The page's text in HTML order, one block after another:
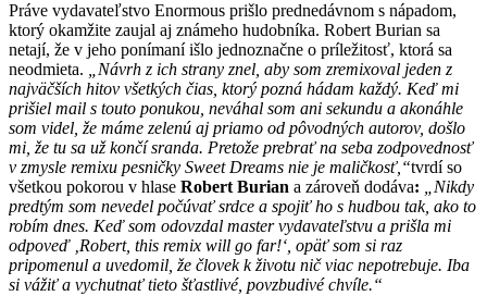
Práve vydavateľstvo Enormous prišlo prednedávnom s nápadom,
ktorý okamžite zaujal aj známeho hudobníka. Robert Burian sa
netají, že v jeho ponímaní išlo jednoznačne o príležitosť, ktorá sa
neodmieta.
„Návrh z ich strany znel, aby som zremixoval jeden z
najväčších hitov všetkých čias, ktorý pozná hádam každý. Keď mi
prišiel mail s touto ponukou, neváhal som ani sekundu a akonáhle
som videl, že máme zelenú aj priamo od pôvodných autorov, došlo
mi, že tu sa už končí sranda. Pretože prebrať na seba zodpovednosť
v zmysle remixu pesničky Sweet Dreams nie je maličkosť,“tvrdí so
všetkou pokorou v hlase Robert Burian a zároveň dodáva:
„Nikdy
predtým som nevedel počúvať srdce a spojiť ho s hudbou tak, ako to
robím dnes. Keď som odovzdal master vydavateľstvu a prišla mi
odpoveď ‚Robert, this remix will go far!‘, opäť som si raz
pripomenul a uvedomil, že človek k životu nič viac nepotrebuje. Iba
si vážiť a vychutnať tieto šťastlivé, povzbudivé chvíle.“